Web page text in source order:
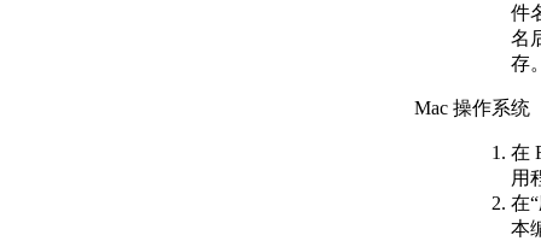
件
名
存
Mac 操作系统
在
用
在
本